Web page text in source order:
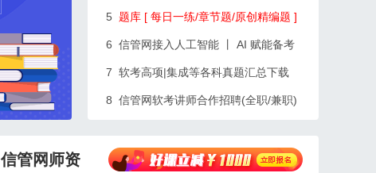
5 题库 [ 每日一练/章节题/原创精编题 ]
6 信管网接入人工智能 丨 AI 赋能备考
7 软考高项|集成等各科真题汇总下载
8 信管网软考讲师合作招聘(全职/兼职)
信管网师资